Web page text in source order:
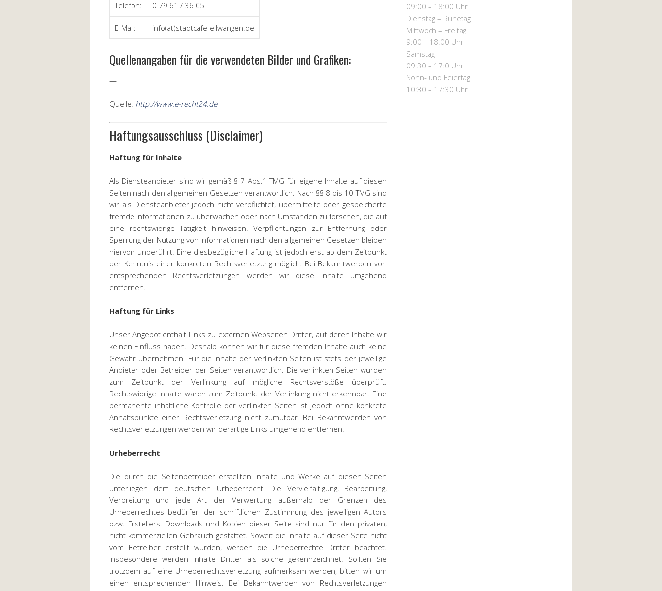
Telefon: 0 79 61 / 36 05
E-Mail: info(at)stadtcafe-ellwangen.de
Quellenangaben für die verwendeten Bilder und Grafiken:
—
Quelle: http://www.e-recht24.de
Haftungsausschluss (Disclaimer)
Haftung für Inhalte
Als Diensteanbieter sind wir gemäß § 7 Abs.1 TMG für eigene Inhalte auf diesen
Seiten nach den allgemeinen Gesetzen verantwortlich. Nach §§ 8 bis 10 TMG sind
wir als Diensteanbieter jedoch nicht verpflichtet, übermittelte oder gespeicherte
fremde Informationen zu überwachen oder nach Umständen zu forschen, die auf
eine rechtswidrige Tätigkeit hinweisen. Verpflichtungen zur Entfernung oder
Sperrung der Nutzung von Informationen nach den allgemeinen Gesetzen bleiben
hiervon unberührt. Eine diesbezügliche Haftung ist jedoch erst ab dem Zeitpunkt
der Kenntnis einer konkreten Rechtsverletzung möglich. Bei Bekanntwerden von
entsprechenden Rechtsverletzungen werden wir diese Inhalte umgehend
entfernen.
Haftung für Links
Unser Angebot enthält Links zu externen Webseiten Dritter, auf deren Inhalte wir
keinen Einfluss haben. Deshalb können wir für diese fremden Inhalte auch keine
Gewähr übernehmen. Für die Inhalte der verlinkten Seiten ist stets der jeweilige
Anbieter oder Betreiber der Seiten verantwortlich. Die verlinkten Seiten wurden
zum Zeitpunkt der Verlinkung auf mögliche Rechtsverstöße überprüft.
Rechtswidrige Inhalte waren zum Zeitpunkt der Verlinkung nicht erkennbar. Eine
permanente inhaltliche Kontrolle der verlinkten Seiten ist jedoch ohne konkrete
Anhaltspunkte einer Rechtsverletzung nicht zumutbar. Bei Bekanntwerden von
Rechtsverletzungen werden wir derartige Links umgehend entfernen.
Urheberrecht
Die durch die Seitenbetreiber erstellten Inhalte und Werke auf diesen Seiten
unterliegen dem deutschen Urheberrecht. Die Vervielfältigung, Bearbeitung,
Verbreitung und jede Art der Verwertung außerhalb der Grenzen des
Urheberrechtes bedürfen der schriftlichen Zustimmung des jeweiligen Autors
bzw. Erstellers. Downloads und Kopien dieser Seite sind nur für den privaten,
nicht kommerziellen Gebrauch gestattet. Soweit die Inhalte auf dieser Seite nicht
vom Betreiber erstellt wurden, werden die Urheberrechte Dritter beachtet.
Insbesondere werden Inhalte Dritter als solche gekennzeichnet. Sollten Sie
trotzdem auf eine Urheberrechtsverletzung aufmerksam werden, bitten wir um
einen entsprechenden Hinweis. Bei Bekanntwerden von Rechtsverletzungen
09:00 – 18:00 Uhr
Dienstag – Ruhetag
Mittwoch – Freitag
9:00 – 18:00 Uhr
Samstag
09:30 – 17:0 Uhr
Sonn- und Feiertag
10:30 – 17:30 Uhr